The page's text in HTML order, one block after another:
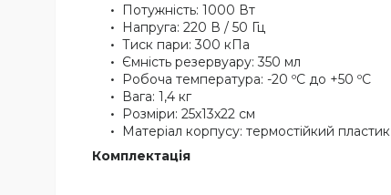
Потужність: 1000 Вт
Напруга: 220 В / 50 Гц
Тиск пари: 300 кПа
Ємність резервуару: 350 мл
Робоча температура: -20 ºC до +50 ºC
Вага: 1,4 кг
Розміри: 25х13х22 см
Матеріал корпусу: термостійкий пластик
Комплектація